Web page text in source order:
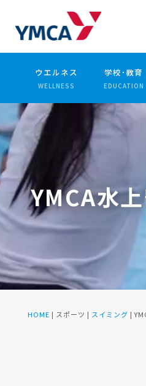
ウエルネス
WELLNESS
学校･教育
EDUCATION
YMCA水
HOME | スポーツ | スイミング |